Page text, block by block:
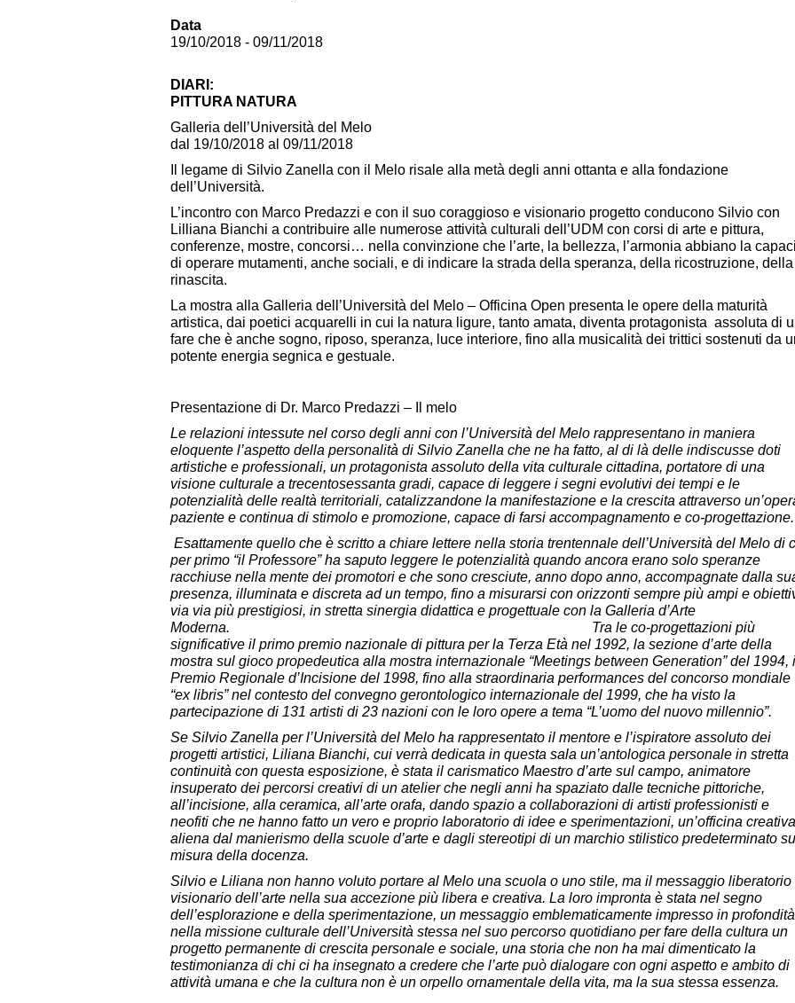
Data
19/10/2018 - 09/11/2018
DIARI:
PITTURA NATURA
Galleria dell’Università del Melo
dal 19/10/2018 al 09/11/2018
Il legame di Silvio Zanella con il Melo risale alla metà degli anni ottanta e alla fondazione
dell’Università.
L’incontro con Marco Predazzi e con il suo coraggioso e visionario progetto conducono Silvio con
Lilliana Bianchi a contribuire alle numerose attività culturali dell’UDM con corsi di arte e pittura,
conferenze, mostre, concorsi… nella convinzione che l’arte, la bellezza, l’armonia abbiano la
di operare mutamenti, anche sociali, e di indicare la strada della speranza, della ricostruzione, della
rinascita.
La mostra alla Galleria dell’Università del Melo – Officina Open presenta le opere della maturità
artistica, dai poetici acquarelli in cui la natura ligure, tanto amata, diventa protagonista assoluta di
fare che è anche sogno, riposo, speranza, luce interiore, fino alla musicalità dei trittici sostenuti da
potente energia segnica e gestuale.
Presentazione di Dr. Marco Predazzi – Il melo
Le relazioni intessute nel corso degli anni con l’Università del Melo rappresentano in maniera
eloquente l’aspetto della personalità di Silvio Zanella che ne ha fatto, al di là delle indiscusse doti
artistiche e professionali, un protagonista assoluto della vita culturale cittadina, portatore di una
visione culturale a trecentosessanta gradi, capace di leggere i segni evolutivi dei tempi e le
potenzialità delle realtà territoriali, catalizzandone la manifestazione e la crescita attraverso
paziente e continua di stimolo e promozione, capace di farsi accompagnamento e co-progettazione.
Esattamente quello che è scritto a chiare lettere nella storia trentennale dell’Università del Melo di
per primo “il Professore” ha saputo leggere le potenzialità quando ancora erano solo speranze
racchiuse nella mente dei promotori e che sono cresciute, anno dopo anno, accompagnate dalla
presenza, illuminata e discreta ad un tempo, fino a misurarsi con orizzonti sempre più ampi e
via via più prestigiosi, in stretta sinergia didattica e progettuale con la Galleria d’Arte
Moderna. Tra le co-progettazioni più
significative il primo premio nazionale di pittura per la Terza Età nel 1992, la sezione d’arte della
mostra sul gioco propedeutica alla mostra internazionale “Meetings between Generation” del 1994,
Premio Regionale d’Incisione del 1998, fino alla straordinaria performances del concorso mondiale
“ex libris” nel contesto del convegno gerontologico internazionale del 1999, che ha visto la
partecipazione di 131 artisti di 23 nazioni con le loro opere a tema “L’uomo del nuovo millennio”.
Se Silvio Zanella per l’Università del Melo ha rappresentato il mentore e l’ispiratore assoluto dei
progetti artistici, Liliana Bianchi, cui verrà dedicata in questa sala un’antologica personale in stretta
continuità con questa esposizione, è stata il carismatico Maestro d’arte sul campo, animatore
insuperato dei percorsi creativi di un atelier che negli anni ha spaziato dalle tecniche pittoriche,
all’incisione, alla ceramica, all’arte orafa, dando spazio a collaborazioni di artisti professionisti e
neofiti che ne hanno fatto un vero e proprio laboratorio di idee e sperimentazioni, un’officina creativa
aliena dal manierismo della scuole d’arte e dagli stereotipi di un marchio stilistico predeterminato su
misura della docenza.
Silvio e Liliana non hanno voluto portare al Melo una scuola o uno stile, ma il messaggio liberatorio
visionario dell’arte nella sua accezione più libera e creativa. La loro impronta è stata nel segno
dell’esplorazione e della sperimentazione, un messaggio emblematicamente impresso in profondità
nella missione culturale dell’Università stessa nel suo percorso quotidiano per fare della cultura un
progetto permanente di crescita personale e sociale, una storia che non ha mai dimenticato la
testimonianza di chi ci ha insegnato a credere che l’arte può dialogare con ogni aspetto e ambito di
attività umana e che la cultura non è un orpello ornamentale della vita, ma la sua stessa essenza.